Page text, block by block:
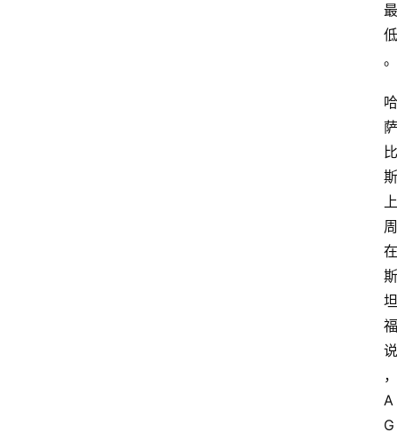
最
低
。
哈
萨
比
斯
上
周
在
斯
坦
福
说
，
A
G